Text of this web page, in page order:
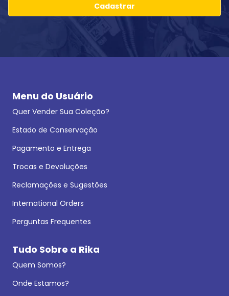
Cadastrar
Menu do Usuário
Quer Vender Sua Coleção?
Estado de Conservação
Pagamento e Entrega
Trocas e Devoluções
Reclamações e Sugestões
International Orders
Perguntas Frequentes
Tudo Sobre a Rika
Quem Somos?
Onde Estamos?